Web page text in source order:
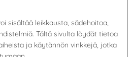
sisältää leikkausta, sädehoitoa,
Tältä sivulta löydät tietoa
ja käytännön vinkkejä, jotka